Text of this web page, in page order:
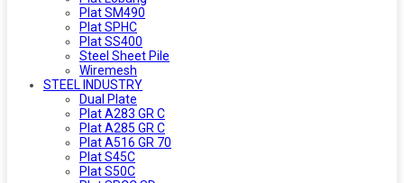
Plat SM490
Plat SPHC
Plat SS400
Steel Sheet Pile
Wiremesh
STEEL INDUSTRY
Dual Plate
Plat A283 GR C
Plat A285 GR C
Plat A516 GR 70
Plat S45C
Plat S50C